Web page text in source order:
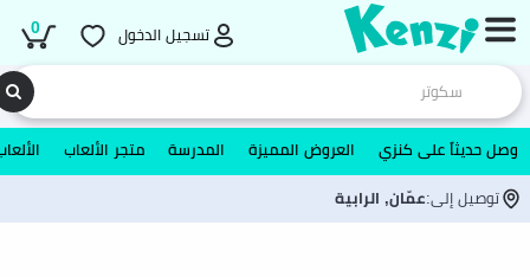
تسجيل الدخول 0
وصل حديثاً على كنزي العروض المميزة المدرسة متجر الألعاب
توصيل إلى:عمّان, الرابية